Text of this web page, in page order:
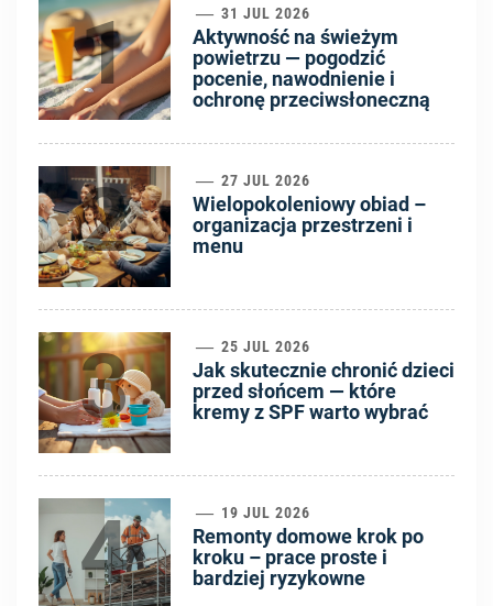
1 31 JUL 2026
Aktywność na świeżym
powietrzu — pogodzić
pocenie, nawodnienie i
ochronę przeciwsłoneczną
2 27 JUL 2026
Wielopokoleniowy obiad –
organizacja przestrzeni i
menu
3 25 JUL 2026
Jak skutecznie chronić dzieci
przed słońcem — które
kremy z SPF warto wybrać
4 19 JUL 2026
Remonty domowe krok po
kroku – prace proste i
bardziej ryzykowne